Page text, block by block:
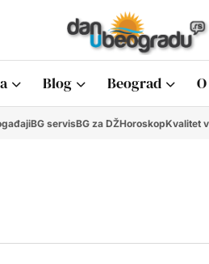
Blog Beograd
BG servisBG za DŽHoroskopKvalitet